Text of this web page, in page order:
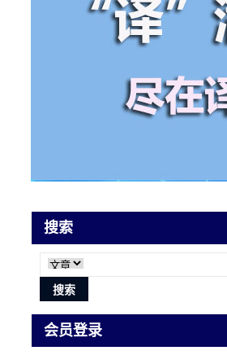
搜索
会员登录